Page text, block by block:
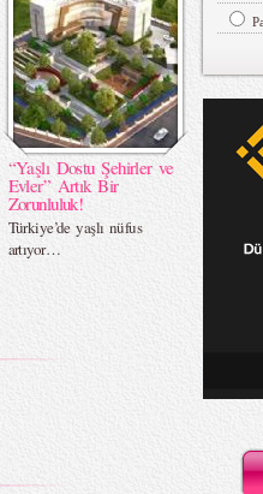
“Yaşlı Dostu Şehirler ve
Evler” Artık Bir
Zorunluluk!
Türkiye’de yaşlı nüfus
artıyor…